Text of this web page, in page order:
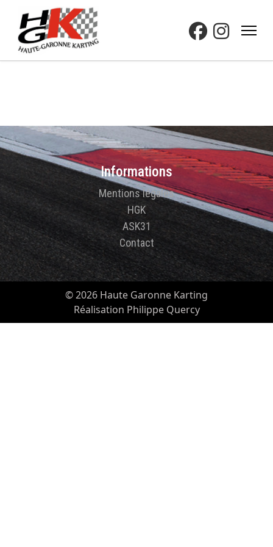
Informations
Mentions légales
HGK
ASK31
Contact
© 2026 Haute Garonne Karting
Réalisation Philippe Quercy